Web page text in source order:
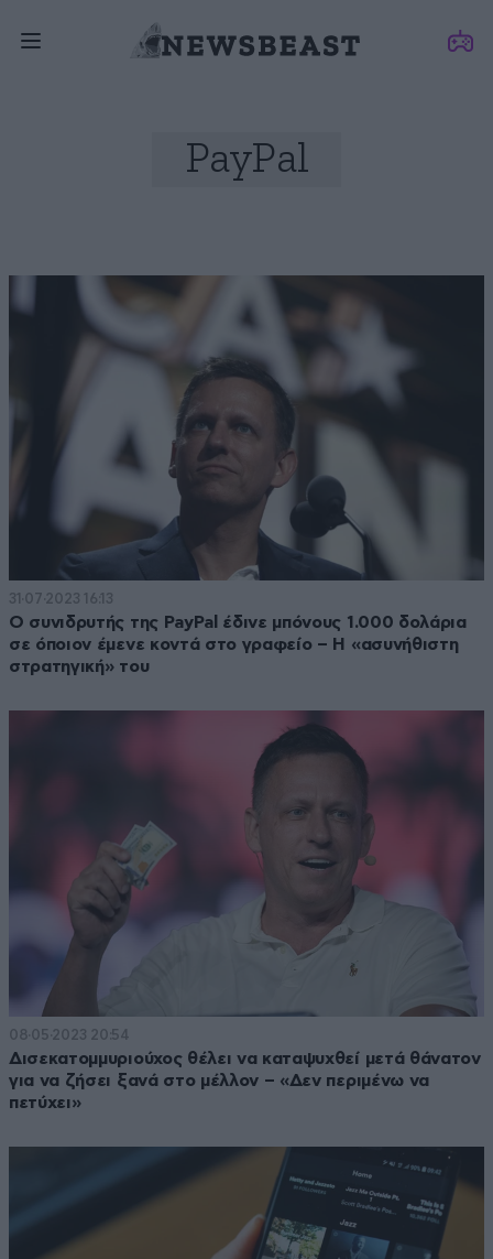
PayPal
31·07·2023 16:13
Ο συνιδρυτής της PayPal έδινε μπόνους 1.000 δολάρια
σε όποιον έμενε κοντά στο γραφείο – Η «ασυνήθιστη
στρατηγική» του
08·05·2023 20:54
Δισεκατομμυριούχος θέλει να καταψυχθεί μετά θάνατον
για να ζήσει ξανά στο μέλλον – «Δεν περιμένω να
πετύχει»